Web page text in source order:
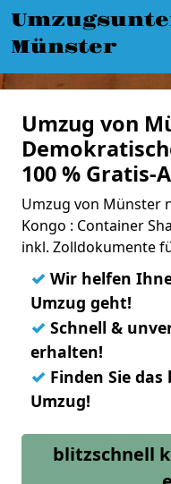
Münster
Umzug von
100 % Gratis-
Umzug von Münster
Kongo : Container
inkl. Zolldokumente
✓ Wir helfen
Umzug geht!
✓ Schnell &
erhalten!
✓ Finden Sie
Umzug!
blitzschnell